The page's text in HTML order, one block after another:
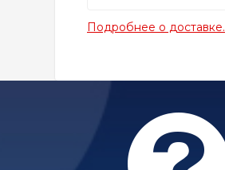
Подробнее о доставке.